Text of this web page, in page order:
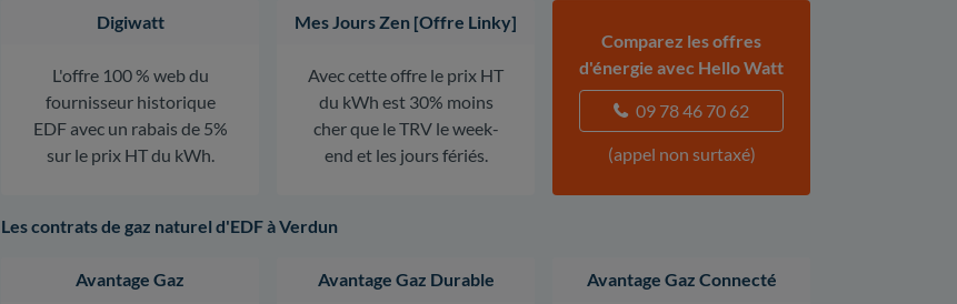
Digiwatt
L'offre 100 % web du
fournisseur historique
EDF avec un rabais de 5%
sur le prix HT du kWh.
Mes Jours Zen [Offre Linky]
Avec cette offre le prix HT
du kWh est 30% moins
cher que le TRV le week-
end et les jours fériés.
Comparez les offres
d'énergie avec Hello Watt
09 78 46 70 62
(appel non surtaxé)
Les contrats de gaz naturel d'EDF à Verdun
Avantage Gaz Avantage Gaz Durable Avantage Gaz Connecté